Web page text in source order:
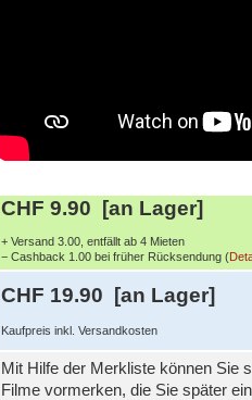
CHF 9.90 [an Lager]
+ Versand 3.00, entfällt ab 4 Mieten
− Cashback 1.00 bei früher Rücksendung (
CHF 19.90 [an Lager]
Kaufpreis inkl. Versandkosten
Mit Hilfe der Merkliste können Sie
Filme vormerken, die Sie später